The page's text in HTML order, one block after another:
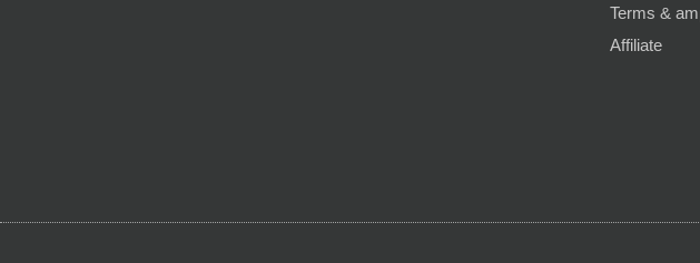
Terms &
Affiliate